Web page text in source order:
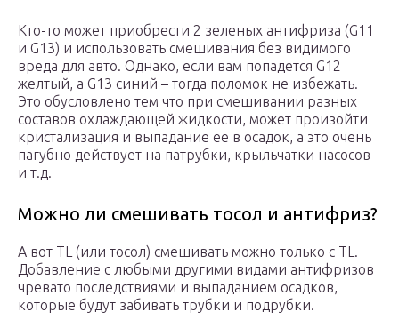
Кто-то может приобрести 2 зеленых антифриза (G11
и G13) и использовать смешивания без видимого
вреда для авто. Однако, если вам попадется G12
желтый, а G13 синий – тогда поломок не избежать.
Это обусловлено тем что при смешивании разных
составов охлаждающей жидкости, может произойти
кристализация и выпадание ее в осадок, а это очень
пагубно действует на патрубки, крыльчатки насосов
и т.д.
Можно ли смешивать тосол и антифриз?
А вот TL (или тосол) смешивать можно только c TL.
Добавление с любыми другими видами антифризов
чревато последствиями и выпаданием осадков,
которые будут забивать трубки и подрубки.